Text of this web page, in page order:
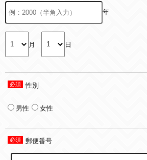
年
月 日
性別
男性 女性
郵便番号